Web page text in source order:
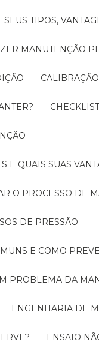
TIPOS,
MANUTENÇÃO
E QUAIS SUAS
O PROCESSO DE
DE PRESSÃO
E COMO
PROBLEMA DA
ENGENHARIA DE
ENSAIO